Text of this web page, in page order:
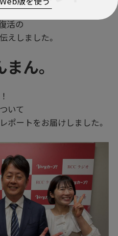
活の
えしました。
ん。
いて
ポートをお届けしました。